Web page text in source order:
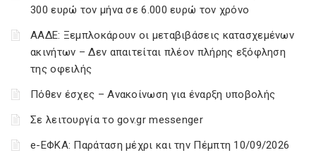
300 ευρώ τον μήνα σε 6.000 ευρώ τον χρόνο
ΑΑΔΕ: Ξεμπλοκάρουν οι μεταβιβάσεις κατασχεμένων
ακινήτων – Δεν απαιτείται πλέον πλήρης εξόφληση
της οφειλής
Πόθεν έσχες – Ανακοίνωση για έναρξη υποβολής
Σε λειτουργία το gov.gr messenger
e-ΕΦΚΑ: Παράταση μέχρι και την Πέμπτη 10/09/2026